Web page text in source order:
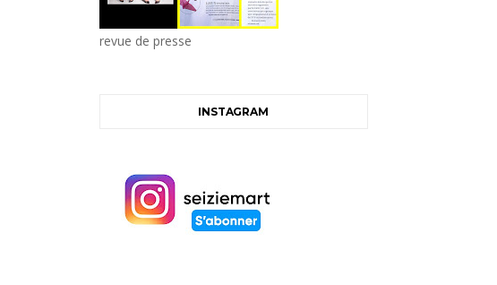
revue de presse
INSTAGRAM